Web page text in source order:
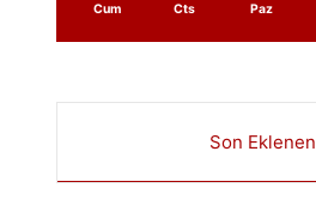
Cum Cts Paz
Son Eklenen